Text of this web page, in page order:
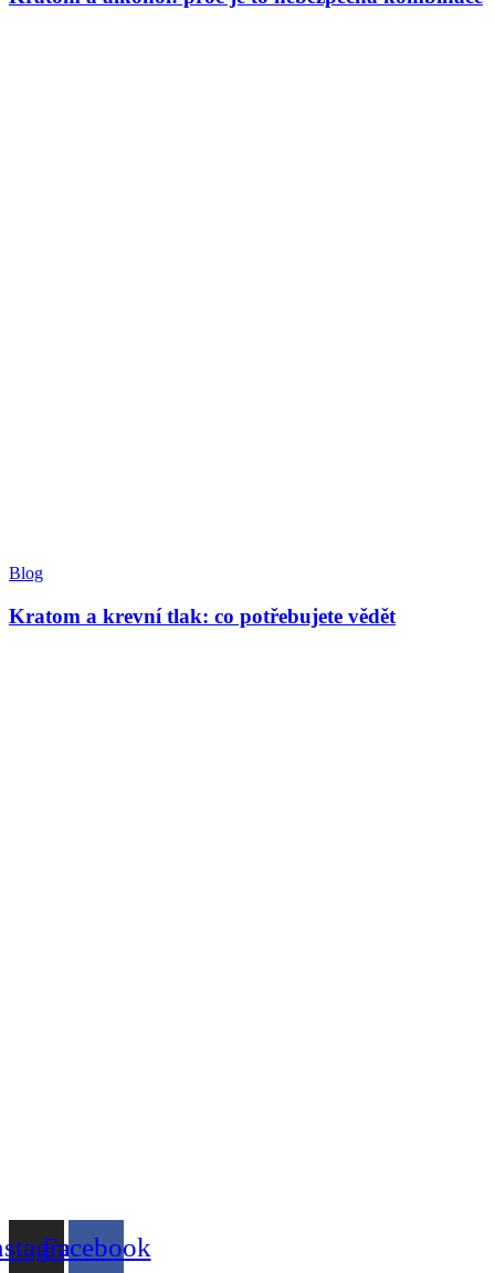
Blog
Kratom a krevní tlak: co potřebujete vědět
Facebook